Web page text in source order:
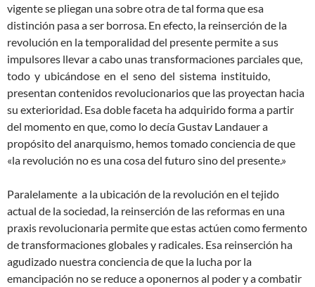
vigente se pliegan una sobre otra de tal forma que esa
distinción pasa a ser borrosa. En efecto, la reinserción de la
revolución en la temporalidad del presente permite a sus
impulsores llevar a cabo unas transformaciones parciales que,
todo y ubicándose en el seno del sistema instituido,
presentan contenidos revolucionarios que las proyectan hacia
su exterioridad. Esa doble faceta ha adquirido forma a partir
del momento en que, como lo decía Gustav Landauer a
propósito del anarquismo, hemos tomado conciencia de que
«la revolución no es una cosa del futuro sino del presente.»
Paralelamente a la ubicación de la revolución en el tejido
actual de la sociedad, la reinserción de las reformas en una
praxis revolucionaria permite que estas actúen como fermento
de transformaciones globales y radicales. Esa reinserción ha
agudizado nuestra conciencia de que la lucha por la
emancipación no se reduce a oponernos al poder y a combatir